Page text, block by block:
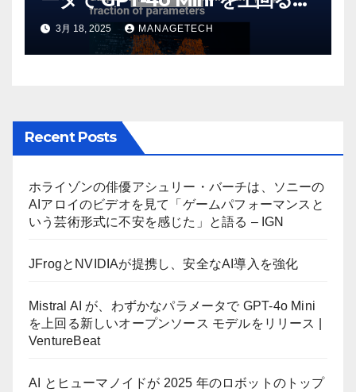
しいオープンソース モデルをリ
リース | VentureBeat
3月 18, 2025 MANAGETECH
Recent Posts
ホライゾンの俳優アシュリー・バーチは、ソニーの
AIアロイのビデオを見て「ゲームパフォーマンスと
いう芸術形式に不安を感じた」と語る – IGN
JFrogとNVIDIAが提携し、安全なAI導入を強化
Mistral AI が、わずかなパラメータで GPT-4o Mini
を上回る新しいオープンソース モデルをリリース |
VentureBeat
AI とヒューマノイドが 2025 年のロボットのトップ